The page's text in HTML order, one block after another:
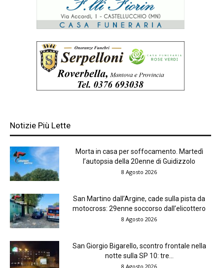
Notizie Più Lette
Morta in casa per soffocamento. Martedì
l’autopsia della 20enne di Guidizzolo
8 Agosto 2026
San Martino dall’Argine, cade sulla pista da
motocross: 29enne soccorso dall’elicottero
8 Agosto 2026
San Giorgio Bigarello, scontro frontale nella
notte sulla SP 10: tre...
8 Agosto 2026